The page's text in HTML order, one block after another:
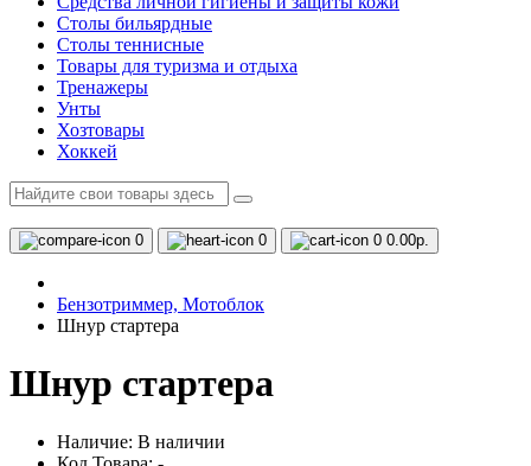
Столы бильярдные
Столы теннисные
Товары для туризма и отдыха
Тренажеры
Унты
Хозтовары
Хоккей
0 0 0 0.00р.
Бензотриммер, Мотоблок
Шнур стартера
Шнур стартера
Наличие: В наличии